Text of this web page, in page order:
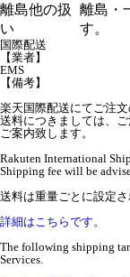
離島他の扱
い
離島・
す。
国際配送
【業者】
EMS
【備考】
楽天国際配送にてご注
送料につきましては、
ご案内致します。
Rakuten International
Shipping fee will be
送料は重量ごとに設定
詳細はこちらです。
The following shipping
Services.